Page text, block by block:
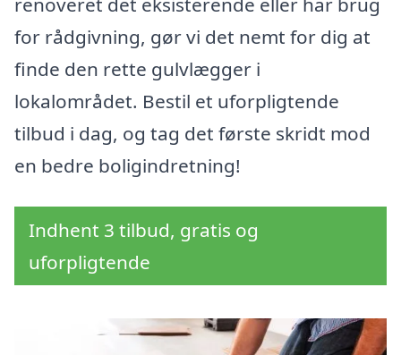
for rådgivning, gør vi det nemt for dig at
finde den rette gulvlægger i
lokalområdet. Bestil et uforpligtende
tilbud i dag, og tag det første skridt mod
en bedre boligindretning!
Indhent 3 tilbud, gratis og
uforpligtende